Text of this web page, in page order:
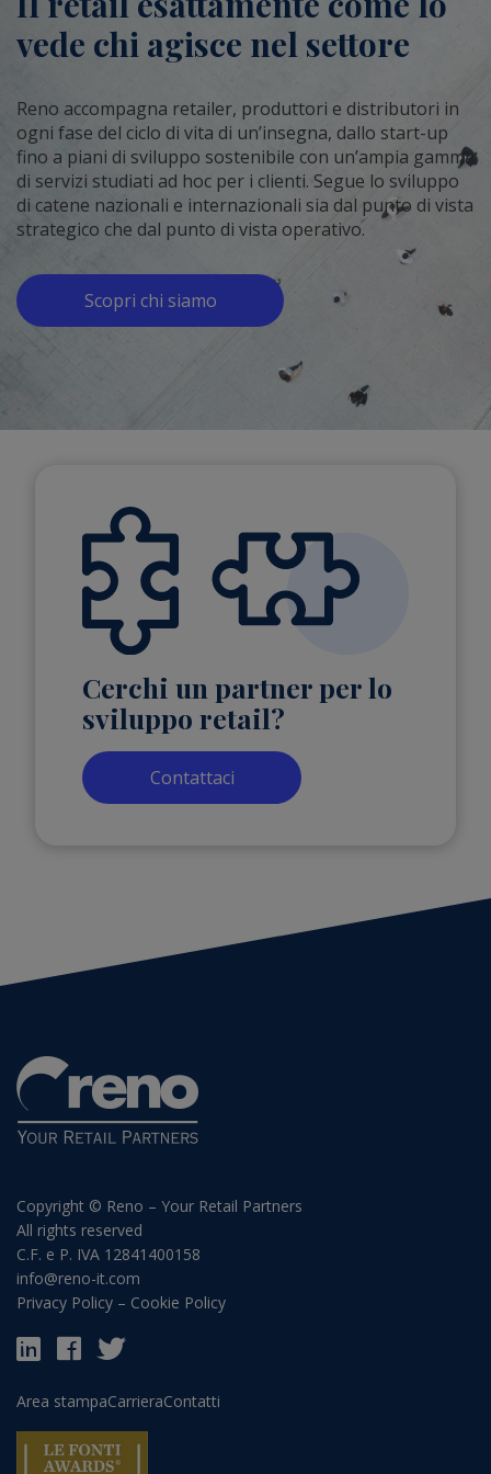
vede chi agisce nel settore
Reno accompagna retailer, produttori e distributori in
ogni fase del ciclo di vita di un’insegna, dallo start-up
fino a piani di sviluppo sostenibile con un’ampia gamma
di servizi studiati ad hoc per i clienti. Segue lo sviluppo
di catene nazionali e internazionali sia dal punto di vista
strategico che dal punto di vista operativo.
Scopri chi siamo
Cerchi un partner per lo
sviluppo retail?
Contattaci
Copyright © Reno – Your Retail Partners
All rights reserved
C.F. e P. IVA 12841400158
info@reno-it.com
Privacy Policy – Cookie Policy
Area stampaCarrieraContatti